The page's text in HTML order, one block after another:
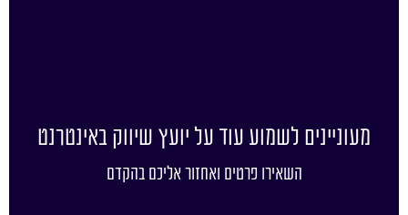
מעוניינים לשמוע עוד על יועץ שיווק באינטרנט
השאירו פרטים ואחזור אליכם בהקדם